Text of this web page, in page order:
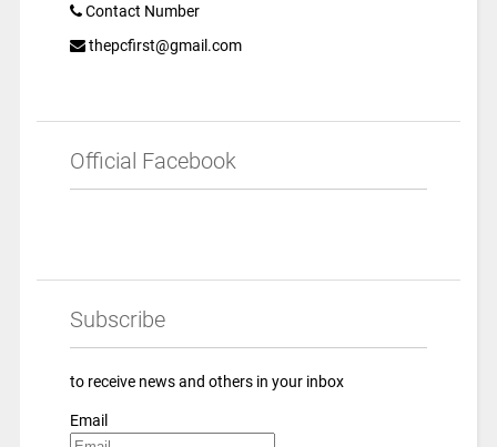
Contact Number
thepcfirst@gmail.com
Official Facebook
Subscribe
to receive news and others in your inbox
Email